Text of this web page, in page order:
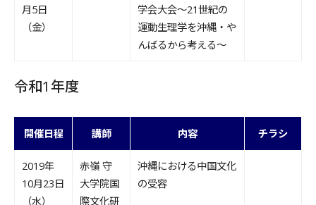
月5日
（金）
学会大会～21世紀の
運動生理学を沖縄・や
んばるから考える～
令和1年度
開催日程 講師 内容 チラシ
2019年
10月23日
（水）
赤嶺 守
大学院国
際文化研
沖縄における中国文化
の受容